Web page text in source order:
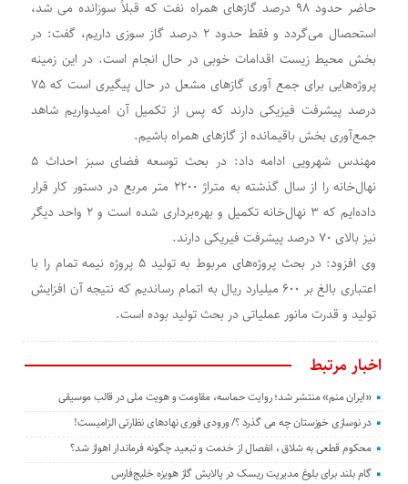
حاضر حدود ۹۸ درصد گازهای همراه نفت که قبلاً سوزانده می شد،
استحصال می‌گردد و فقط حدود ۲ درصد گاز سوزی داریم، گفت: در
بخش محیط زیست اقدامات خوبی در حال انجام است. در این زمینه
پروژه‌هایی برای جمع آوری گازهای مشعل در حال پیگیری است که ۷۵
درصد پیشرفت فیزیکی دارند که پس از تکمیل آن امیدواریم شاهد
جمع‌آوری بخش باقیمانده از گازهای همراه باشیم.
مهندس شهرویی ادامه داد: در بحث توسعه فضای سبز احداث ۵
نهال‌خانه را از سال گذشته به متراژ ۲۲۰۰ متر مربع در دستور کار قرار
داده‌ایم که ۳ نهال‌خانه تکمیل و بهره‌برداری شده است و ۲ واحد دیگر
نیز بالای ۷۰ درصد پیشرفت فیریکی دارند.
وی افزود: در بحث پروژه‌های مربوط به تولید ۵ پروژه نیمه تمام را با
اعتباری بالغ بر ۶۰۰ میلیارد ریال به اتمام رساندیم که نتیجه آن افزایش
تولید و قدرت مانور عملیاتی در بحث تولید بوده است.
اخبار مرتبط
«ایران منم» منتشر شد؛ روایت حماسه، مقاومت و هویت ملی در قالب موسیقی
در نوسازی خوزستان چه می گذرد ؟/ ورودی فوری نهادهای نظارتی الزامیست!
محکوم قطعی به شلاق ، انفصال از خدمت و تبعید چگونه فرماندار اهواز شد؟
گام بلند برای بلوغ مدیریت ریسک در پالایش گاز هویزه خلیج‌فارس